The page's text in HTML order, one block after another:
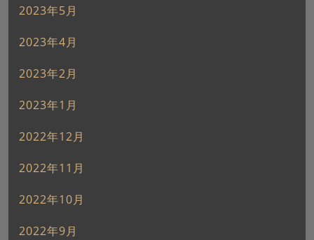
2023年5月
2023年4月
2023年2月
2023年1月
2022年12月
2022年11月
2022年10月
2022年9月